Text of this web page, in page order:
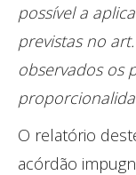
possível a
previstas no
observados os
O relatório
acórdão